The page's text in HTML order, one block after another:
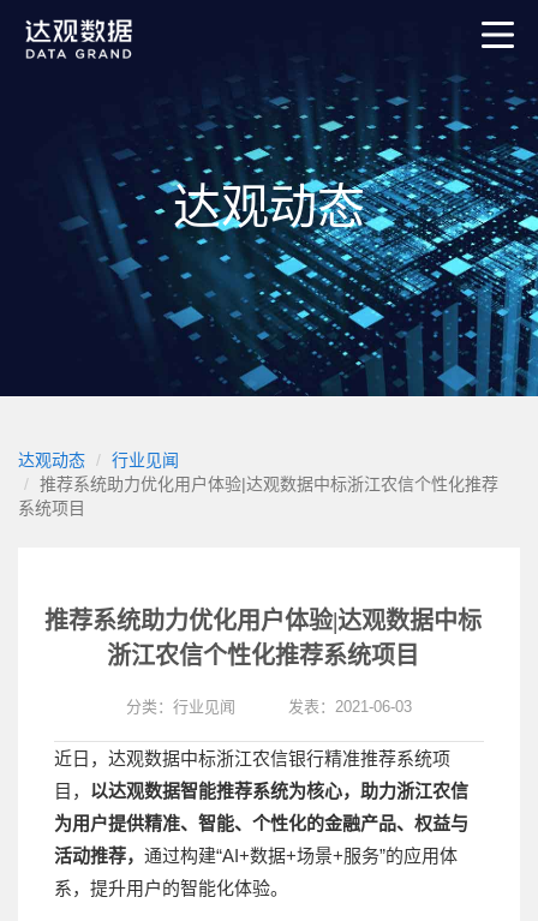
达观动态
达观动态
行业见闻
推荐系统助力优化用户体验|达观数据中标浙江农信个性化推荐
系统项目
推荐系统助力优化用户体验|达观数据中标
浙江农信个性化推荐系统项目
分类： 行业见闻 发表：2021-06-03
近日，达观数据中标浙江农信银行精准推荐系统项
目， 以达观数据智能推荐系统为核心，助力浙江农信
为用户提供精准、智能、个性化的金融产品、权益与
活动推荐， 通过构建“AI+数据+场景+服务”的应用体
系，提升用户的智能化体验。